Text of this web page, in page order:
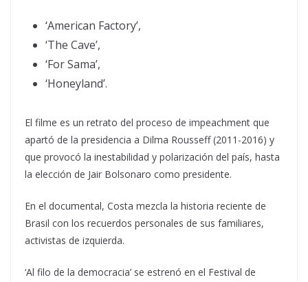
‘American Factory’,
‘The Cave’,
‘For Sama’,
‘Honeyland’.
El filme es un retrato del proceso de impeachment que
apartó de la presidencia a Dilma Rousseff (2011-2016) y
que provocó la inestabilidad y polarización del país, hasta
la elección de Jair Bolsonaro como presidente.
En el documental, Costa mezcla la historia reciente de
Brasil con los recuerdos personales de sus familiares,
activistas de izquierda.
‘Al filo de la democracia’ se estrenó en el Festival de